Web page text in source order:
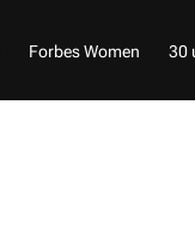
Forbes Women 30